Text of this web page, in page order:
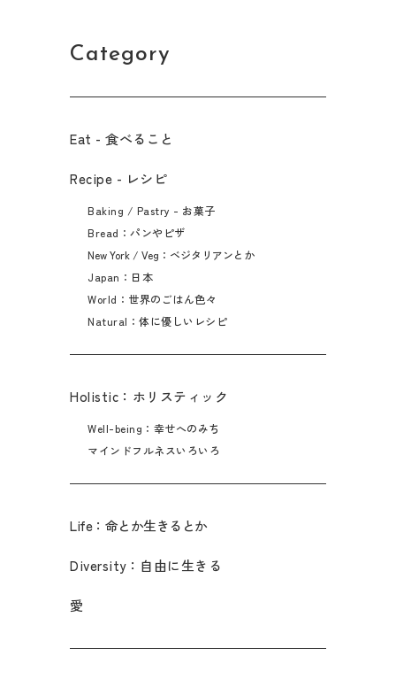
Category
Eat - 食べること​
Recipe - レシピ
Baking / Pastry - お菓子
Bread：パンやピザ
New York / Veg：ベジタリアンとか
Japan：日本
World：世界のごはん色々
Natural：体に優しいレシピ
Holistic：ホリスティック
Well-being：幸せへのみち
マインドフルネスいろいろ
Life：命とか生きるとか
Diversity：自由に生きる
愛